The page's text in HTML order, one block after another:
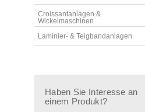
Croissantanlagen &
Wickelmaschinen
Laminier- & Teigbandanlagen
Haben Sie Interesse an
einem Produkt?